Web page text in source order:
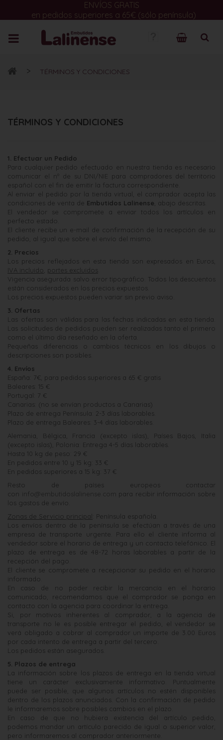
ENVÍOS GRATIS
en pedidos superiores a 65€ (sólo península)
> TÉRMINOS Y CONDICIONES
TÉRMINOS Y CONDICIONES
1. Efectuar un Pedido
Para cualquier pedido efectuado en nuestra tienda es necesario
comunicar el nº de su DNI/NIE para compradores del territorio
español con el fin de emitir la factura correspondiente.
Al enviar el pedido por la tienda virtual, el comprador acepta las
condiciones de venta de Embutidos Lalinense , abajo descritas.
El vendedor se compromete a enviar todos los artículos en
perfecto estado.
El cliente recibe un e-mail de confirmación de la recepción de su
pedido, al igual que sobre el envío del mismo.
2. Precios
Los precios reflejados en esta tienda son expresados en Euros,
IVA incluido portes excluidos
Vigencia asegurada salvo error tipográfico. Todos los descuentos
están considerados en los precios expuestos.
Los precios expuestos pueden variar sin previo aviso.
3. Ofertas
Las ofertas son válidas para las fechas indicadas en esta tienda.
Las solicitudes de pedidos pueden ser realizadas tanto el primero
como el último día reseñado en la oferta.
Pequeñas diferencias o cambios técnicos en los dibujos o
descripciones son posibles.
4. Envíos
España: 7€, para pedidos superiores a 65 € gratis
Baleares: 15 €
Portugal: 7 €
Canarias: (no se envían productos a Canarias)
Plazo de entrega Península: 2-3 días laborables.
Plazo de entrega Baleares: 3-4 días laborables.
Alemania, Bélgica, Francia (excepto islas), Países Bajos, Italia
(excepto islas), Polonia: Entrega 4-5 días laborables.
Hasta 10 kg de peso: 29 €
En pedidos entre 10 y 15 kg: 33 €
En pedidos superiores a 15 kg: 37 €
Resto de países europeos contactar
con
info@embutidoslalinense.com
para recibir información sobre
los gastos de envío.
Zonas de Servicio principal : Península española.
Los envíos dentro de la península se efectúan a través de una
empresa de transporte urgente. Para ello el cliente informa al
vendedor sobre el horario de entrega y un contacto telefónico. El
plazo de entrega es de 48-72 horas laborables a partir de la
recepción del pago.
El cliente se compromete a recepcionar su pedido en el horario
informado.
En caso de no poder recibir la mercancía en el horario
comunicado, recomendamos que el comprador se ponga en
contacto con la agencia para coordinar la entrega.
Si, por motivos inherentes al comprador, a la agencia de
transporte no le es posible entregar el pedido, el vendedor se
verá obligado a cobrar al comprador un importe de 3.00 Euros
por cada intento de entrega a partir del tercero.
Los pedidos están asegurados.
5. Plazos de entrega
La información sobre los plazos de entrega en la tienda virtual
tiene un carácter exclusivamente informativo. Puntualmente
puede ser posible, que algunos artículos no estén disponibles
dentro de los plazos anunciados. Con la confirmación de pedido
le informaremos sobre posibles cambios en el plazo.
En caso de que no hubiera existencia del artículo pedido,
podemos mandar un artículo parecido de igual o superior valor,
pero informaremos al comprador anteriormente.